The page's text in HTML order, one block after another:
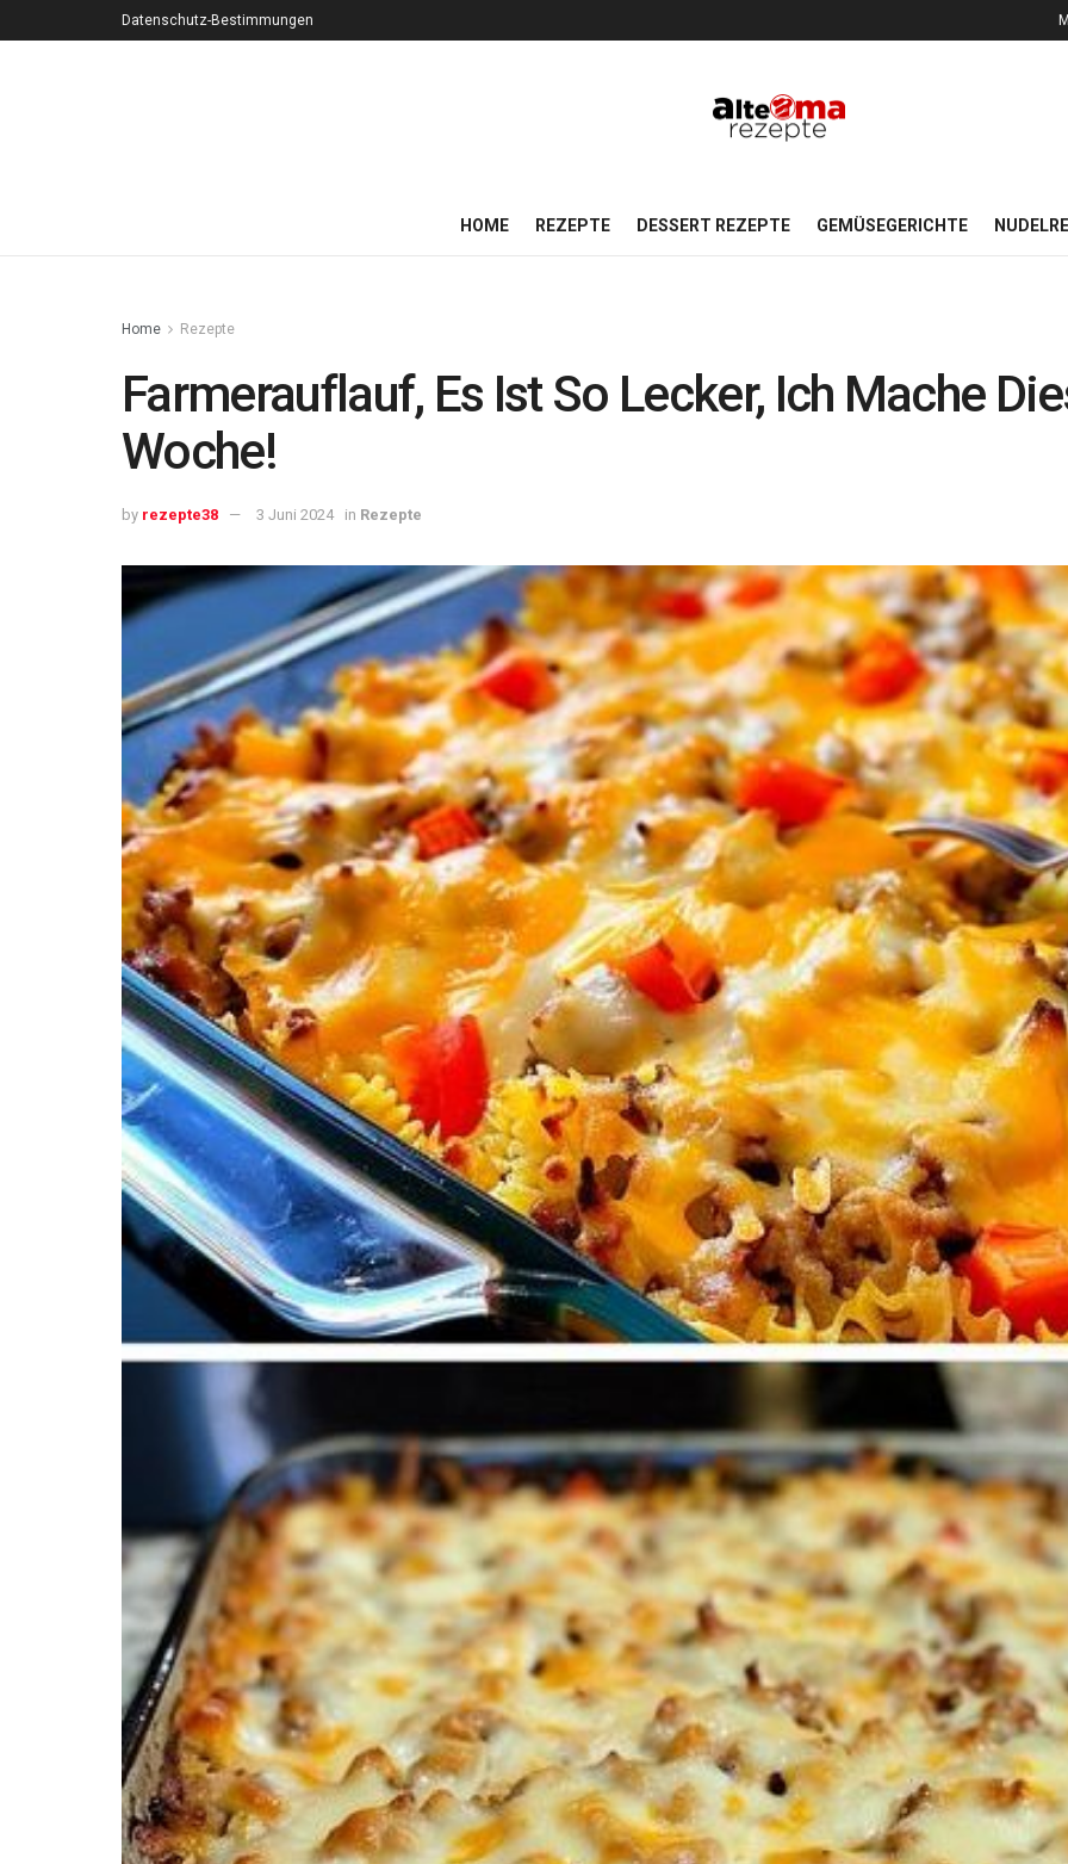
Datenschutz-Bestimmungen
HOME REZEPTE DESSERT REZEPTE GEMÜSEGERICHTE
Home Rezepte
Farmerauflauf, Es Ist So Lecker, Ich Mache
Woche!
by rezepte38 3 Juni 2024 in Rezepte